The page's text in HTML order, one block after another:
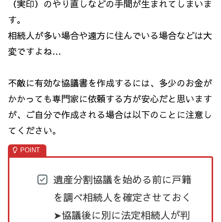
（実印）のやり直しなどの手間が生まれてしまいま
す。
相続人が多い場合や遠方に住んでいる場合などは大
変ですよね…
不敵に有効な協議書を作成するには、多少のお金が
かかっても専門家に依頼する方が安心だと思います
が、ご自分で作成される場合は以下のことに注意し
てください。
遺産分割協議を始める前に戸籍
を調べ相続人を確定させておく
➤協議後に別に法定相続人が判